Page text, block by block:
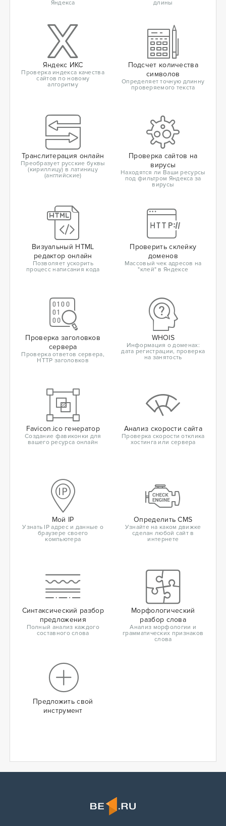
Яндекса
длины
Яндекс ИКС
Проверка индекса качества
сайтов по новому
алгоритму
Подсчет количества
символов
Определяет точную длинну
проверяемого текста
Транслитерация онлайн
Преобразует русские буквы
(кириллицу) в латиницу
(английские)
Проверка сайтов на
вирусы
Находятся ли Ваши ресурсы
под фильтром Яндекса за
вирусы
Визуальный HTML
редактор онлайн
Позволяет ускорить
процесс написания кода
Проверить склейку
доменов
Массовый чек адресов на
"клей" в Яндексе
Проверка заголовков
сервера
Проверка ответов сервера,
HTTP заголовков
WHOIS
Информация о доменах:
дата регистрации, проверка
на занятость
Favicon.ico генератор
Создание фавиконки для
вашего ресурса онлайн
Анализ скорости сайта
Проверка скорости отклика
хостинга или сервера
Мой IP
Узнать IP адрес и данные о
браузере своего
компьютера
Определить CMS
Узнайте на каком движке
сделан любой сайт в
интернете
Синтаксический разбор
предложения
Полный анализ каждого
составного слова
Морфологический
разбор слова
Анализ морфологии и
грамматических признаков
слова
Предложить свой
инструмент